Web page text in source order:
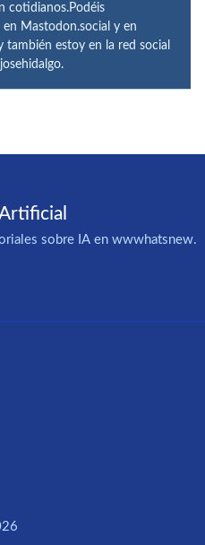
cotidianos.Podéis
Mastodon.social y en
también estoy en la red social
sobre IA en wwwhatsnew.